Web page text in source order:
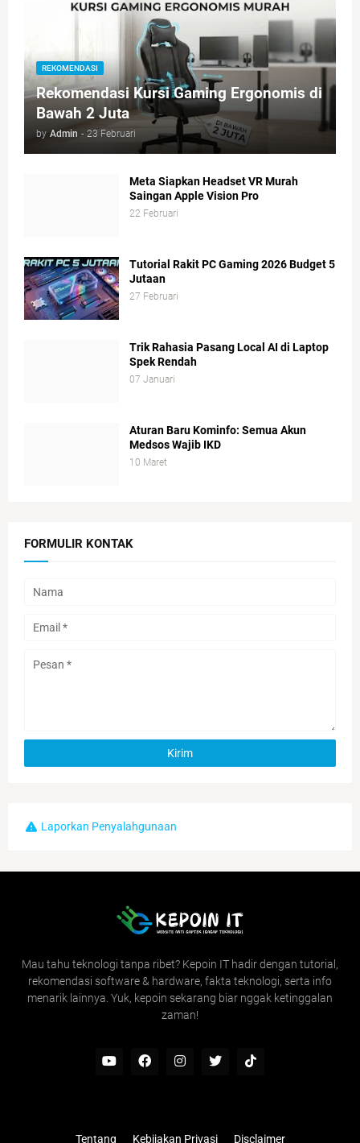
REKOMENDASI
Rekomendasi Kursi Gaming Ergonomis di
Bawah 2 Juta
by Admin - 23 Februari
Meta Siapkan Headset VR Murah
Saingan Apple Vision Pro
22 Februari
Tutorial Rakit PC Gaming 2026 Budget 5
Jutaan
27 Februari
Trik Rahasia Pasang Local AI di Laptop
Spek Rendah
07 Januari
Aturan Baru Kominfo: Semua Akun
Medsos Wajib IKD
10 Maret
FORMULIR KONTAK
Laporkan Penyalahgunaan
Mau tahu teknologi tanpa ribet? Kepoin IT hadir dengan tutorial,
rekomendasi software & hardware, fakta teknologi, serta info
menarik lainnya. Yuk, kepoin sekarang biar nggak ketinggalan
zaman!
Tentang Kebijakan Privasi Disclaimer